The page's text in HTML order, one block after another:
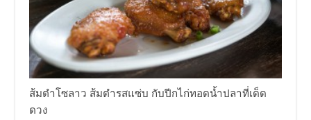
ส้มตำโซลาว ส้มตำรสแซ่บ กับปีกไก่ทอดน้ำปลาที่เด็ด
ดวง